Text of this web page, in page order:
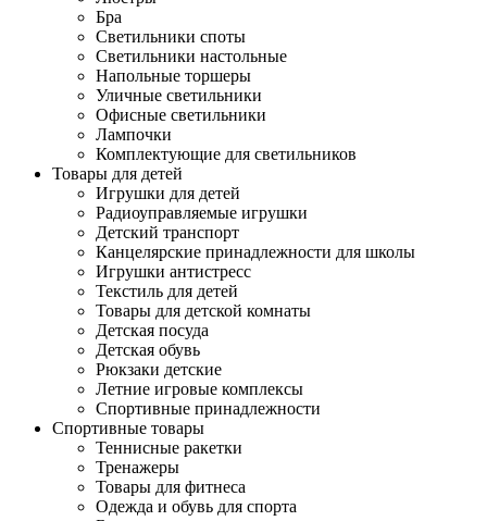
Бра
Светильники споты
Светильники настольные
Напольные торшеры
Уличные светильники
Офисные светильники
Лампочки
Комплектующие для светильников
Товары для детей
Игрушки для детей
Радиоуправляемые игрушки
Детский транспорт
Канцелярские принадлежности для школы
Игрушки антистресс
Текстиль для детей
Товары для детской комнаты
Детская посуда
Детская обувь
Рюкзаки детские
Летние игровые комплексы
Спортивные принадлежности
Спортивные товары
Теннисные ракетки
Тренажеры
Товары для фитнеса
Одежда и обувь для спорта